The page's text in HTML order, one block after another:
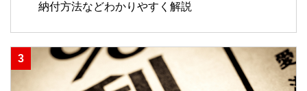
納付方法などわかりやすく解説